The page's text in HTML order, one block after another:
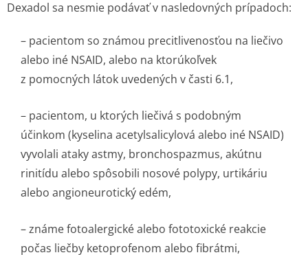
Dexadol sa nesmie podávať v nasledovných prípadoch:
– pacientom so známou precitlivenosťou na liečivo
alebo iné NSAID, alebo na ktorúkoľvek
z pomocných látok uvedených v časti 6.1,
– pacientom, u ktorých liečivá s podobným
účinkom (kyselina acetylsalicylová alebo iné NSAID)
vyvolali ataky astmy, bronchospazmus, akútnu
rinitídu alebo spôsobili nosové polypy, urtikáriu
alebo angioneurotic­ký edém,
– známe fotoalergické alebo fototoxické reakcie
počas liečby ketoprofenom alebo fibrátmi,